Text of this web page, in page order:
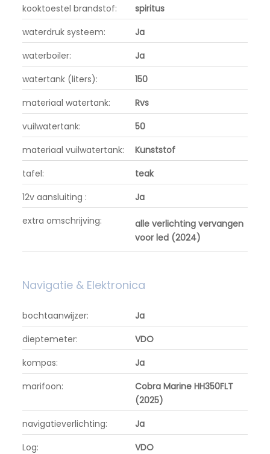
kooktoestel brandstof:
spiritus
waterdruk systeem:
Ja
waterboiler:
Ja
watertank (liters):
150
materiaal watertank:
Rvs
vuilwatertank:
50
materiaal vuilwatertank:
Kunststof
tafel:
teak
12v aansluiting :
Ja
extra omschrijving:
alle verlichting vervangen
voor led (2024)
Navigatie & Elektronica
bochtaanwijzer:
Ja
dieptemeter:
VDO
kompas:
Ja
marifoon:
Cobra Marine HH350FLT
(2025)
navigatieverlichting:
Ja
Log:
VDO